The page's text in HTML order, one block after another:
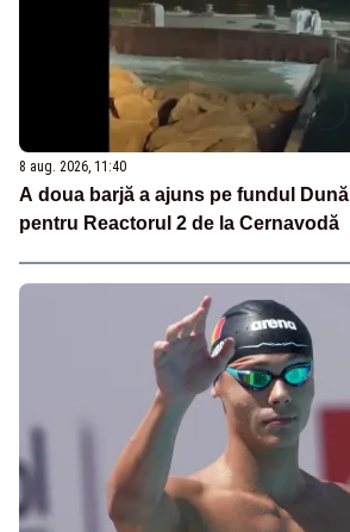
8 aug. 2026, 11:40
A doua barjă a ajuns pe fundul
pentru Reactorul 2 de la Cernavodă